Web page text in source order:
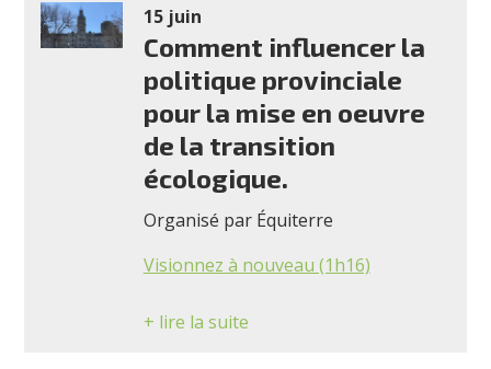
15 juin
Comment influencer la
politique provinciale
pour la mise en oeuvre
de la transition
écologique.
Organisé par Équiterre
Visionnez à nouveau (1h16)
+ lire la suite